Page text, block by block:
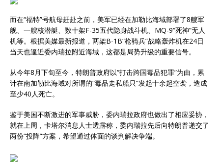
而在“福特”号航母赶赴之前，美军已经在加勒比海域部署了8艘军
舰、一艘核潜艇、数十架F-35五代隐身战斗机、MQ-9“死神”无人
机等。根据美媒最新报道，两架B-1B“枪骑兵”战略轰炸机在24日
当天也逼近委内瑞拉附近海域，这都是局势升级的重要信号。
从今年8月下旬至今，特朗普政府以“打击跨国毒品犯罪”为由，累
计在南加勒比海域对所谓的“毒品走私船只”发起十余起空袭，造成
至少40人死亡。
鉴于美国不断激进的军事威胁，委内瑞拉政府也做出了相应妥协，
就在上周，卡塔尔消息人士透露称，委内瑞拉先后向特朗普递交了
两份“投降”方案，希望通过体面的谈判解决争端。